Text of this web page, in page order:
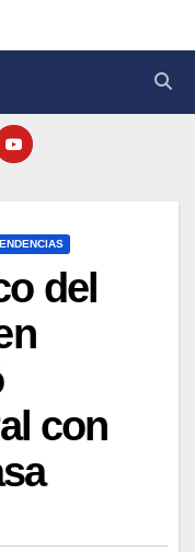
del
con